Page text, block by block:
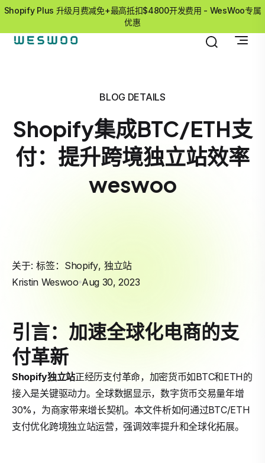
Shopify Plus 升级月费减免+最高抵扣$4800开发费用 - WesWoo专属
优惠
BLOG DETAILS
Shopify集成BTC/ETH支
付：提升跨境独立站效率
weswoo
关于: 标签： Shopify, 独立站
Kristin Weswoo Aug 30, 2023
引言：加速全球化电商的支
付革新
Shopify独立站正经历支付革命，加密货币如BTC和ETH的
接入是关键驱动力。全球数据显示，数字货币交易量年增
30%，为商家带来增长契机。本文件析如何通过BTC/ETH
支付优化跨境独立站运营，强调效率提升和全球化拓展。